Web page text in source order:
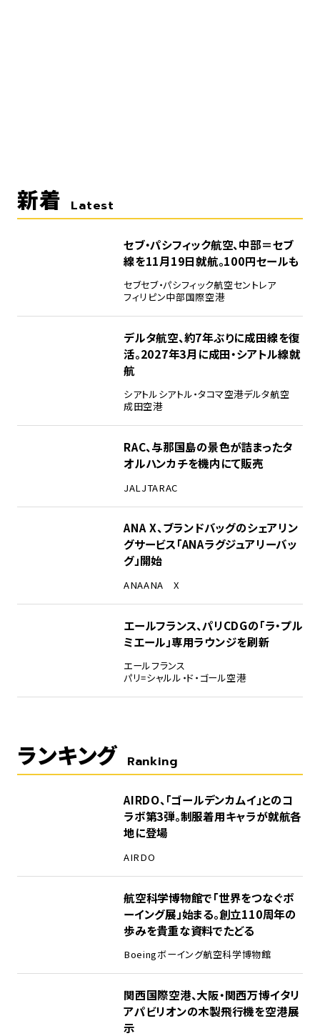
新着 Latest
セブ・パシフィック航空、中部＝セブ
線を11月19日就航。100円セールも
セブセブ・パシフィック航空セントレア
フィリピン中部国際空港
デルタ航空、約7年ぶりに成田線を復
活。2027年3月に成田・シアトル線就
航
シアトルシアトル・タコマ空港デルタ航空
成田空港
RAC、与那国島の景色が詰まったタ
オルハンカチを機内にて販売
JAL JTARAC
ANA X、ブランドバッグのシェアリン
グサービス「ANAラグジュアリーバッ
グ」開始
ANAANA X
エールフランス、パリCDGの「ラ・プル
ミエール」専用ラウンジを刷新
エールフランス
パリ=シャルル・ド・ゴール空港
ランキング Ranking
AIRDO、「ゴールデンカムイ」とのコ
ラボ第3弾。制服着用キャラが就航各
地に登場
AIRDO
航空科学博物館で「世界をつなぐボ
ーイング展」始まる。創立110周年の
歩みを貴重な資料でたどる
Boeingボーイング航空科学博物館
関西国際空港、大阪・関西万博イタリ
アパビリオンの木製飛行機を空港展
示